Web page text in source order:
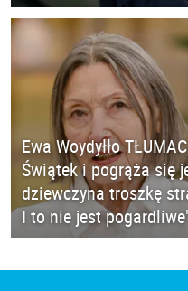
Ewa Woydyłło
Świątek i pogrąża się
dziewczyna troszkę
I to nie jest